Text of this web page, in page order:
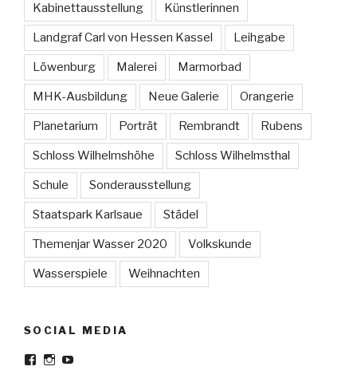
Kabinettausstellung Künstlerinnen
Landgraf Carl von Hessen Kassel Leihgabe
Löwenburg Malerei Marmorbad
MHK-Ausbildung Neue Galerie Orangerie
Planetarium Porträt Rembrandt Rubens
Schloss Wilhelmshöhe Schloss Wilhelmsthal
Schule Sonderausstellung
Staatspark Karlsaue Städel
Themenjar Wasser 2020 Volkskunde
Wasserspiele Weihnachten
SOCIAL MEDIA
Facebook
Instagram